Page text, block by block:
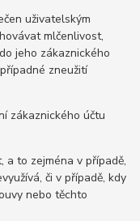
uživatelským
mlčenlivost,
jeho zákaznického
zneužití
zákaznického účtu
a to zejména v případě,
či v případě, kdy
nebo těchto